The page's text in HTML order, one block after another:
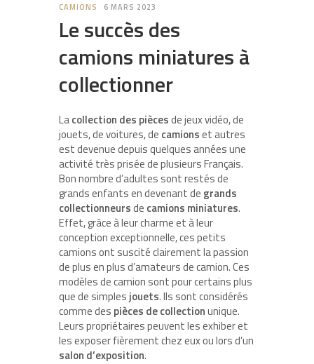
CAMIONS 6 MARS 2023
Le succès des
camions miniatures à
collectionner
Lacollection des piècesde jeux vidéo, de
jouets, de voitures, de camionset autres
est devenue depuis quelques années une
activité très prisée de plusieurs Français.
Bon nombre d’adultes sont restés de
grands enfants en devenant de grands
collectionneursde camions miniatures.
Effet, grâce à leur charme et à leur
conception exceptionnelle, ces petits
camions ont suscité clairement la passion
de plus en plus d’amateurs de camion. Ces
modèles de camion sont pour certains plus
que de simples jouets. Ils sont considérés
comme des pièces de collectionunique.
Leurs propriétaires peuvent les exhiber et
les exposer fièrement chez eux ou lors d’un
salon d’exposition.